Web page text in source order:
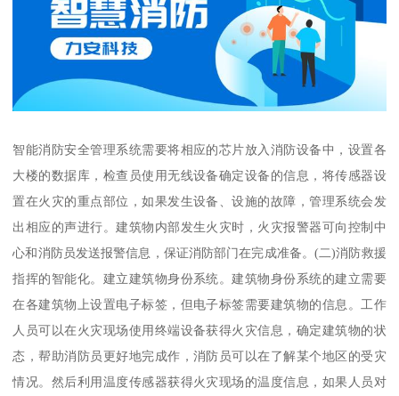
智能消防安全管理系统需要将相应的芯片放入消防设备中，设置各
大楼的数据库，检查员使用无线设备确定设备的信息，将传感器设
置在火灾的重点部位，如果发生设备、设施的故障，管理系统会发
出相应的声进行。建筑物内部发生火灾时，火灾报警器可向控制中
心和消防员发送报警信息，保证消防部门在完成准备。(二)消防救援
指挥的智能化。建立建筑物身份系统。建筑物身份系统的建立需要
在各建筑物上设置电子标签，但电子标签需要建筑物的信息。工作
人员可以在火灾现场使用终端设备获得火灾信息，确定建筑物的状
态，帮助消防员更好地完成作，消防员可以在了解某个地区的受灾
情况。然后利用温度传感器获得火灾现场的温度信息，如果人员对